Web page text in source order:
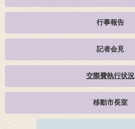
行事報告
記者会見
交際費執行状況
移動市長室